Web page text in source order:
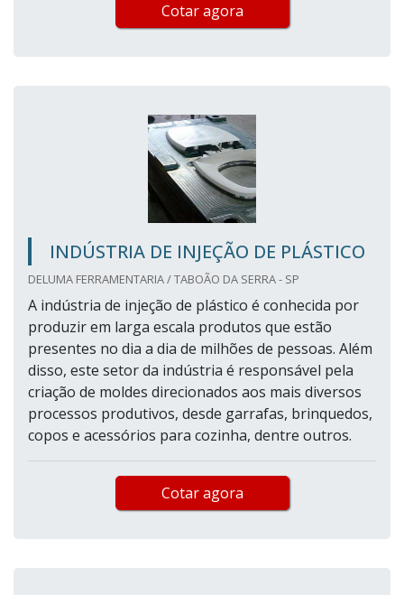
Cotar agora
INDÚSTRIA DE INJEÇÃO DE PLÁSTICO
DELUMA FERRAMENTARIA / TABOÃO DA SERRA - SP
A indústria de injeção de plástico é conhecida por
produzir em larga escala produtos que estão
presentes no dia a dia de milhões de pessoas. Além
disso, este setor da indústria é responsável pela
criação de moldes direcionados aos mais diversos
processos produtivos, desde garrafas, brinquedos,
copos e acessórios para cozinha, dentre outros.
Cotar agora